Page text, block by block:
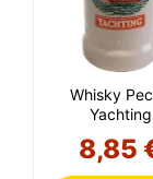
Whisky
Yachting
8,85